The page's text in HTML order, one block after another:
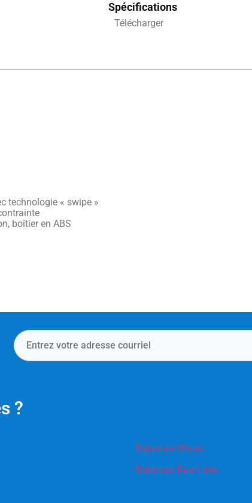
Spécifications
Télécharger
technologie « swipe »
boîtier en ABS
?
Balances Ohaus
Balances Rice Lake